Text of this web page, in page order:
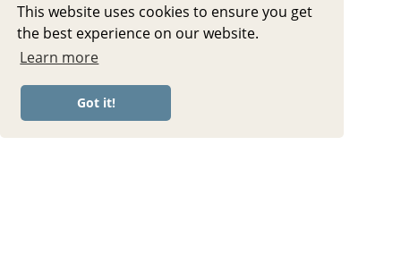
This website uses cookies to ensure you get
the best experience on our website.
Learn more
Got it!